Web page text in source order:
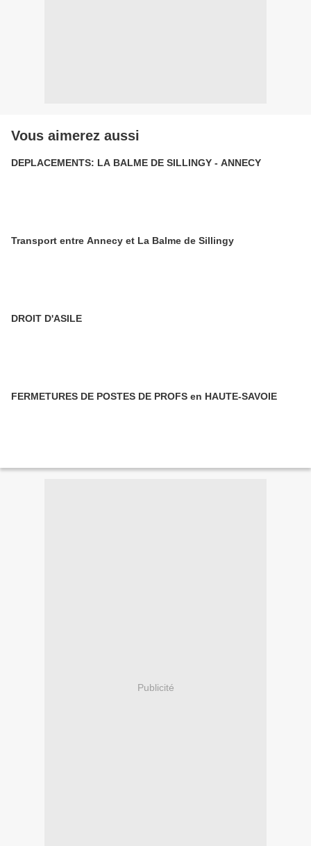
Vous aimerez aussi
DEPLACEMENTS: LA BALME DE SILLINGY - ANNECY
Transport entre Annecy et La Balme de Sillingy
DROIT D'ASILE
FERMETURES DE POSTES DE PROFS en HAUTE-SAVOIE
Publicité